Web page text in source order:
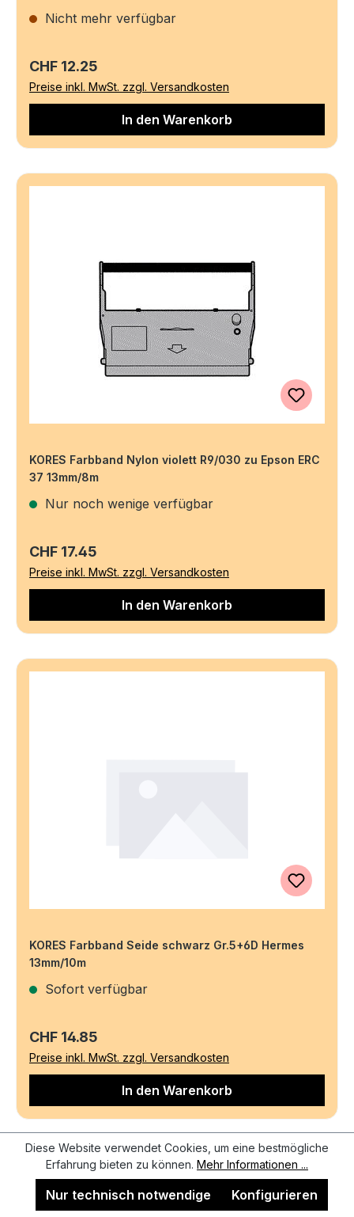
Nicht mehr verfügbar
Regulärer Preis:
CHF 12.25
Preise inkl. MwSt. zzgl. Versandkosten
In den Warenkorb
KORES Farbband Nylon violett R9/030 zu Epson ERC
37 13mm/8m
Nur noch wenige verfügbar
Regulärer Preis:
CHF 17.45
Preise inkl. MwSt. zzgl. Versandkosten
In den Warenkorb
KORES Farbband Seide schwarz Gr.5+6D Hermes
13mm/10m
Sofort verfügbar
Regulärer Preis:
CHF 14.85
Preise inkl. MwSt. zzgl. Versandkosten
In den Warenkorb
Diese Website verwendet Cookies, um eine bestmögliche
Erfahrung bieten zu können. Mehr Informationen ...
Nur technisch notwendige Konfigurieren